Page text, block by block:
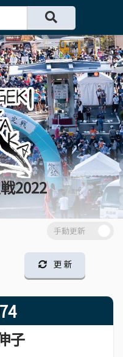
2022
更 新
子